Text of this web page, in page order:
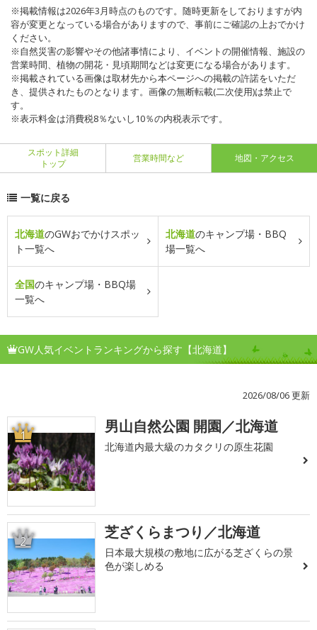
※掲載情報は2026年3月時点のものです。随時更新をしておりますが内
容が変更となっている場合がありますので、事前にご確認の上おでかけ
ください。
※自然災害の影響やその他諸事情により、イベントの開催情報、施設の
営業時間、植物の開花・見頃期間などは変更になる場合があります。
※掲載されている画像は取材先から本ページへの掲載の許諾をいただ
き、提供されたものとなります。画像の無断転載(二次使用)は禁止で
す。
※表示料金は消費税8％ないし10％の内税表示です。
スポット詳細
トップ
営業時間など 地図・アクセス
一覧に戻る
北海道のGWおでかけスポッ
ト一覧へ
北海道のキャンプ場・BBQ
場一覧へ
全国のキャンプ場・BBQ場
一覧へ
GW人気イベントランキングから探す【北海道】
2026/08/06 更新
1 男山自然公園 開園／北海道
北海道内最大級のカタクリの原生花園
2 芝ざくらまつり／北海道
日本最大規模の敷地に広がる芝ざくらの景
色が楽しめる